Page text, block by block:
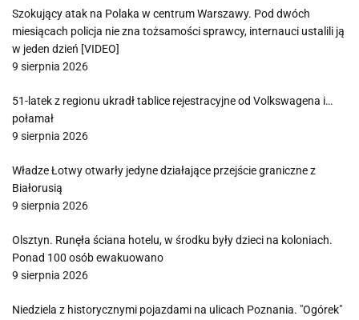
Szokujący atak na Polaka w centrum Warszawy. Pod dwóch
miesiącach policja nie zna tożsamości sprawcy, internauci ustalili ją
w jeden dzień [VIDEO]
9 sierpnia 2026
51-latek z regionu ukradł tablice rejestracyjne od Volkswagena i…
połamał
9 sierpnia 2026
Władze Łotwy otwarły jedyne działające przejście graniczne z
Białorusią
9 sierpnia 2026
Olsztyn. Runęła ściana hotelu, w środku były dzieci na koloniach.
Ponad 100 osób ewakuowano
9 sierpnia 2026
Niedziela z historycznymi pojazdami na ulicach Poznania. "Ogórek"